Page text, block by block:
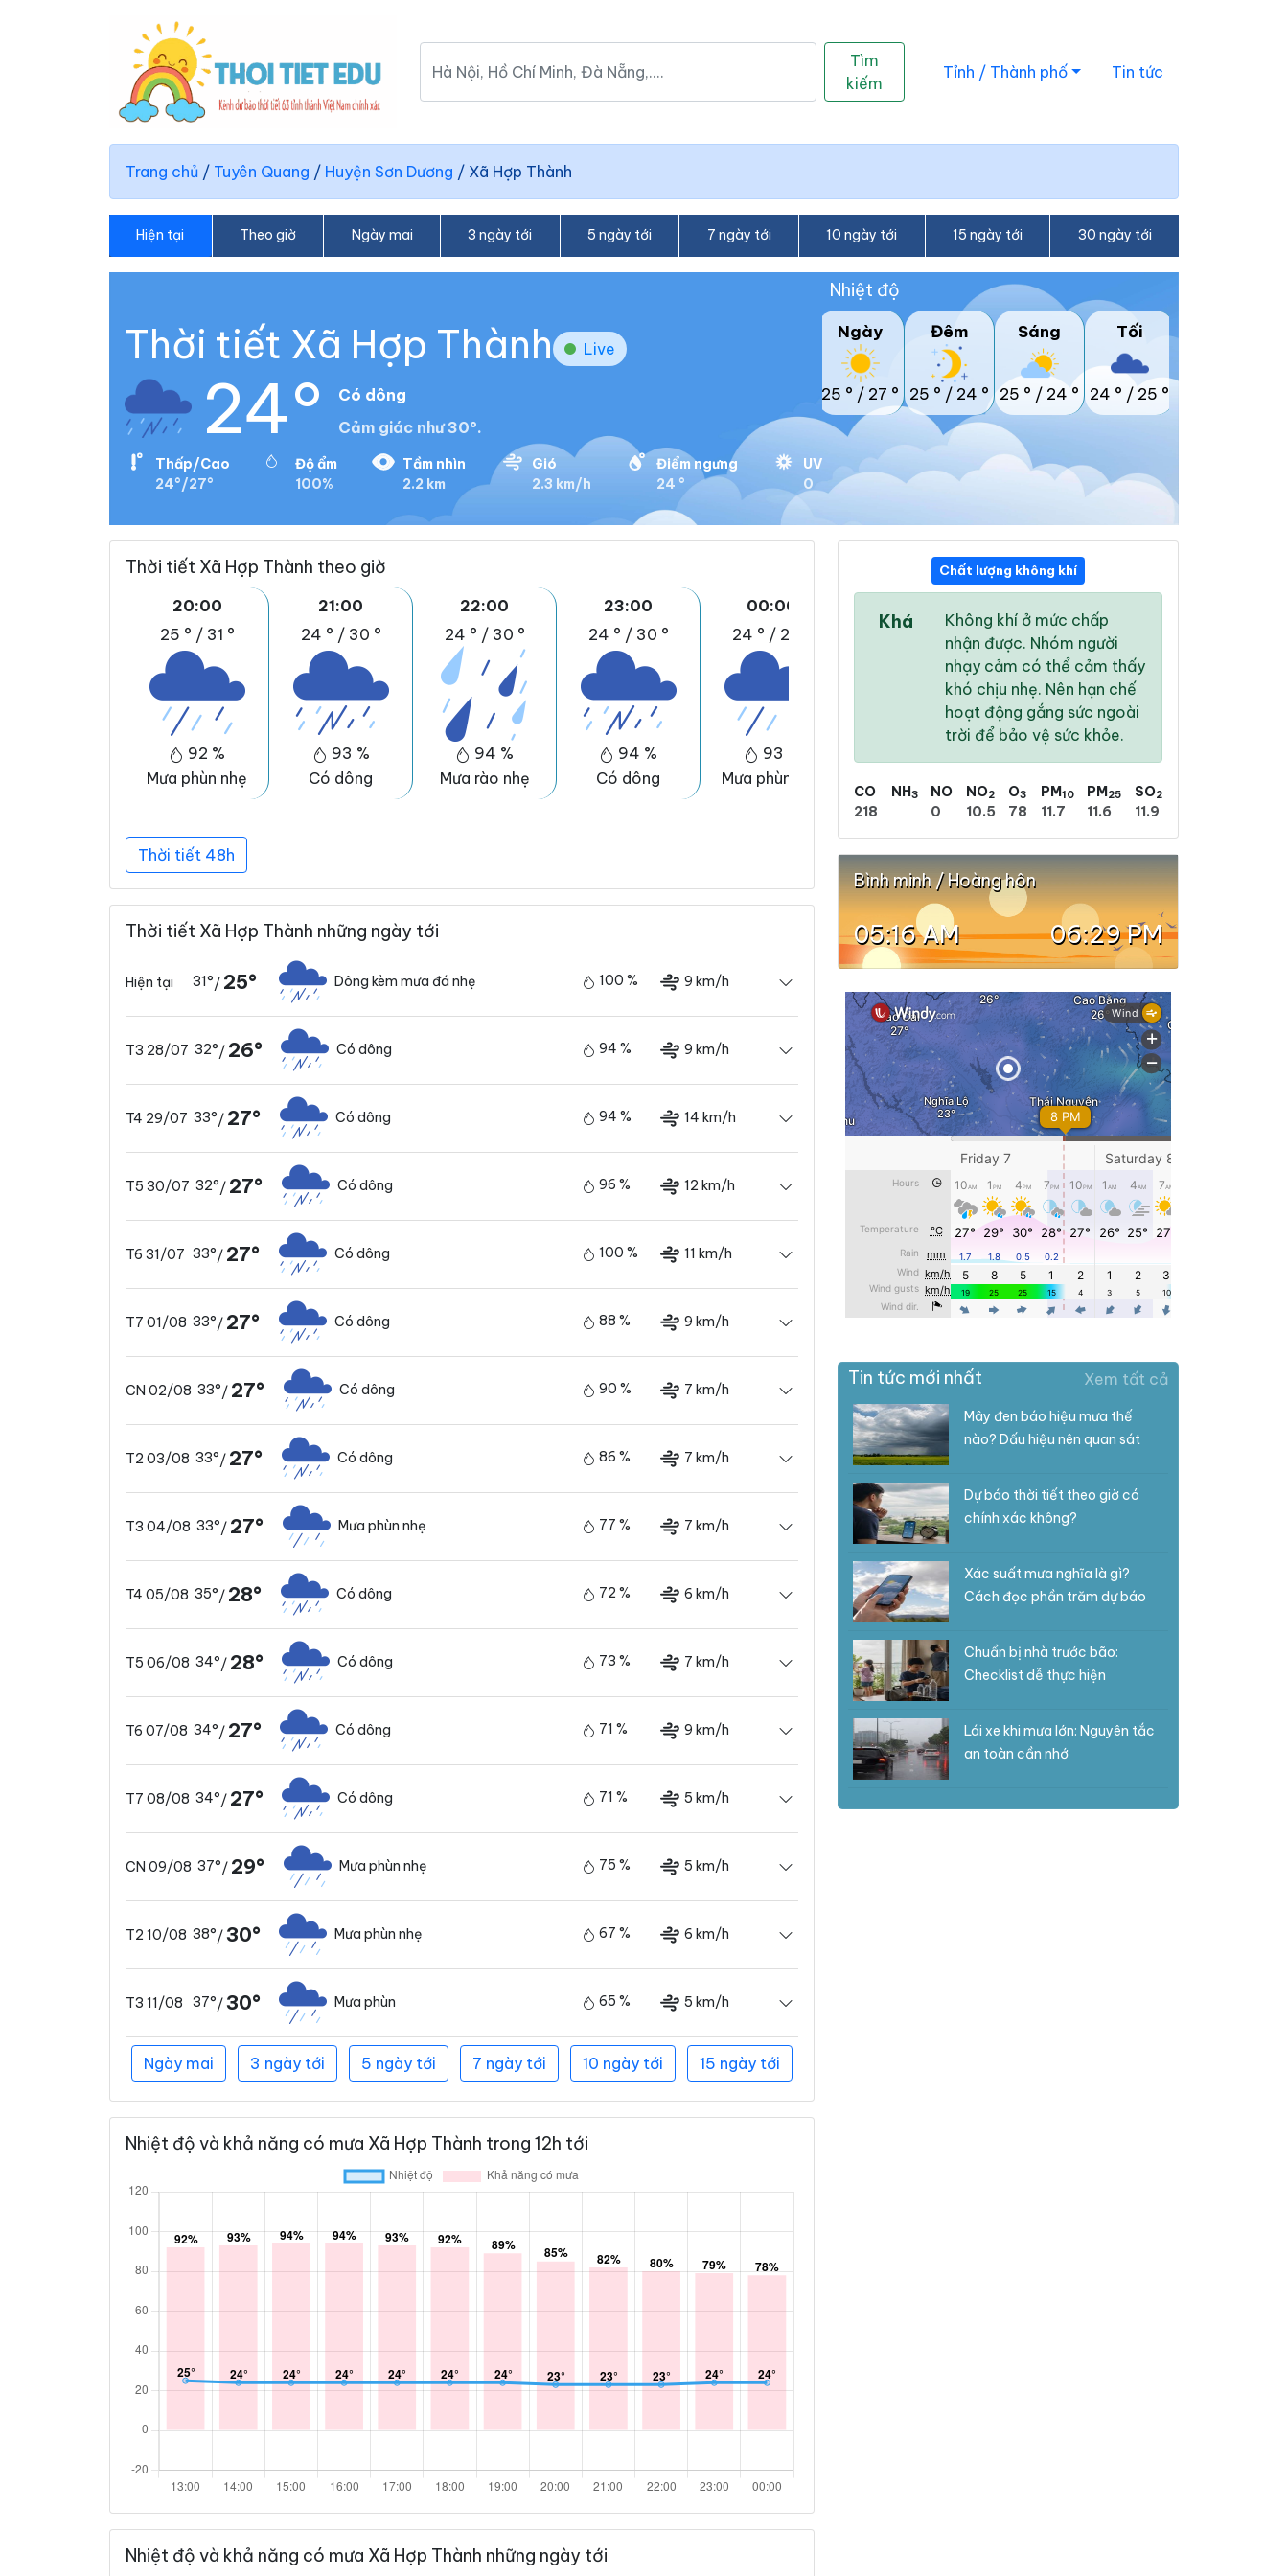
Tìm
kiếm
Tỉnh / Thành phố Tin tức
Trang chủ / Tuyên Quang / Huyện Sơn Dương / Xã Hợp Thành
Hiện tại Theo giờ Ngày mai 3 ngày tới 5 ngày tới 7 ngày tới 10 ngày tới 15 ngày tới 30 ngày tới
Thời tiết Xã Hợp Thành Live
24°
Có dông
Cảm giác như 30°.
Thấp/Cao
24°/27°
Độ ẩm
100%
Tầm nhìn
2.2 km
Gió
2.3 km/h
Điểm ngưng
24 °
UV
0
Nhiệt độ
Ngày
25 ° / 27 °
Đêm
25 ° / 24 °
Sáng
25 ° / 24 °
Tối
24 ° / 25 °
Thời tiết Xã Hợp Thành theo giờ
20:00
25 ° / 31 °
92 %
Mưa phùn nhẹ
21:00
24 ° / 30 °
93 %
Có dông
22:00
24 ° / 30 °
94 %
Mưa rào nhẹ
23:00
24 ° / 30 °
94 %
Có dông
00:00
24 ° / 29 °
93 %
Mưa phùn dày
24 °/ 29 °
24 ° /
Thời tiết 48h
Thời tiết Xã Hợp Thành những ngày tới
Hiện tại 31°/ 25° Dông kèm mưa đá nhẹ 100 % 9 km/h
T3 28/07 32°/ 26° Có dông 94 % 9 km/h
T4 29/07 33°/ 27° Có dông 94 % 14 km/h
T5 30/07 32°/ 27° Có dông 96 % 12 km/h
T6 31/07 33°/ 27° Có dông 100 % 11 km/h
T7 01/08 33°/ 27° Có dông 88 % 9 km/h
CN 02/08 33°/ 27° Có dông 90 % 7 km/h
T2 03/08 33°/ 27° Có dông 86 % 7 km/h
T3 04/08 33°/ 27° Mưa phùn nhẹ 77 % 7 km/h
T4 05/08 35°/ 28° Có dông 72 % 6 km/h
T5 06/08 34°/ 28° Có dông 73 % 7 km/h
T6 07/08 34°/ 27° Có dông 71 % 9 km/h
T7 08/08 34°/ 27° Có dông 71 % 5 km/h
CN 09/08 37°/ 29° Mưa phùn nhẹ 75 % 5 km/h
T2 10/08 38°/30° Mưa phùn nhẹ 67 % 6 km/h
T3 11/08 37°/30° Mưa phùn 65 % 5 km/h
Ngày mai 3 ngày tới 5 ngày tới 7 ngày tới 10 ngày tới 15 ngày tới
Nhiệt độ và khả năng có mưa Xã Hợp Thành trong 12h tới
Nhiệt độ và khả năng có mưa Xã Hợp Thành những ngày tới
Chất lượng không khí
Khá
Không khí ở mức chấp
nhận được. Nhóm người
nhạy cảm có thể cảm thấy
khó chịu nhẹ. Nên hạn chế
hoạt động gắng sức ngoài
trời để bảo vệ sức khỏe.
CO
218
NH3
NO
0
NO2
10.5
O3
78
PM10
11.7
PM25
11.6
SO2
11.9
Bình minh / Hoàng hôn
05:16 AM 06:29 PM
Tin tức mới nhất Xem tất cả
Mây đen báo hiệu mưa thế
nào? Dấu hiệu nên quan sát
Dự báo thời tiết theo giờ có
chính xác không?
Xác suất mưa nghĩa là gì?
Cách đọc phần trăm dự báo
Chuẩn bị nhà trước bão:
Checklist dễ thực hiện
Lái xe khi mưa lớn: Nguyên tắc
an toàn cần nhớ